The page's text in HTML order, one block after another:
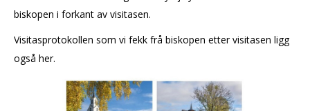
KYRKJELYDSBLAD
biskopen i forkant av visitasen.
Visitasprotokollen som vi fekk frå biskopen etter visitasen ligg
også her.